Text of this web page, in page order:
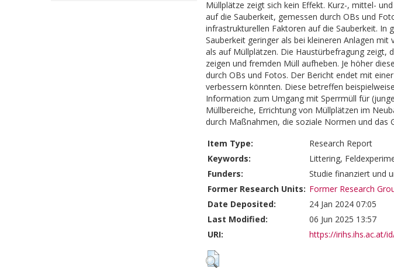
Müllplätze zeigt sich kein Effekt. Kurz-, mittel-
auf die Sauberkeit, gemessen durch OBs und
infrastrukturellen Faktoren auf die Sauberkeit.
Sauberkeit geringer als bei kleineren Anlagen
als auf Müllplätzen. Die Haustürbefragung zeigt,
zeigen und fremden Müll aufheben. Je höher
durch OBs und Fotos. Der Bericht endet mit
verbessern könnten. Diese betreffen
Information zum Umgang mit Sperrmüll für
Müllbereiche, Errichtung von Müllplätzen im
durch Maßnahmen, die soziale Normen und das
Item Type:
Research Report
Keywords:
Littering,
Funders:
Studie finanziert und
Former Research Units: Former Research
Date Deposited:
24 Jan 2024 07:05
Last Modified:
06 Jun 2025 13:57
URI:
https://irihs.ihs.ac.at/